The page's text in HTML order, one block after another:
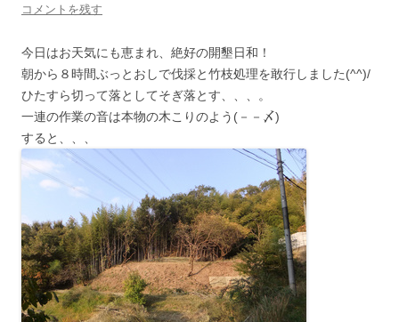
コメントを残す
今日はお天気にも恵まれ、絶好の開墾日和！
朝から８時間ぶっとおしで伐採と竹枝処理を敢行しました(^^)/
ひたすら切って落としてそぎ落とす、、、。
一連の作業の音は本物の木こりのよう(－－〆)
すると、、、